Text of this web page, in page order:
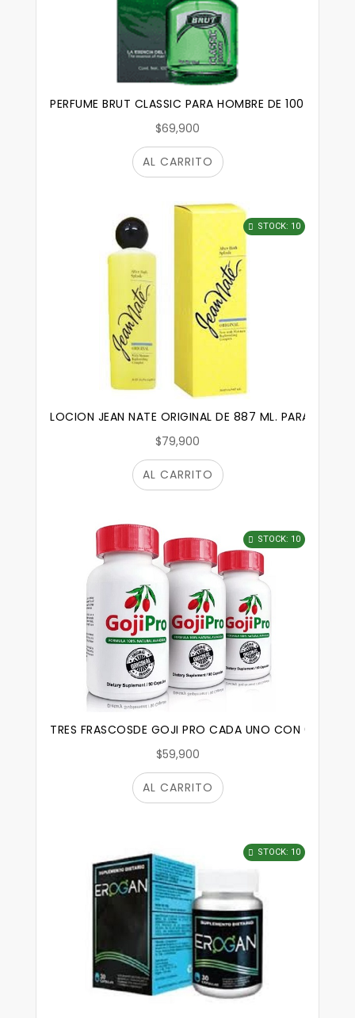
PERFUME BRUT CLASSIC PARA HOMBRE DE 100 ML.
$69,900
AL CARRITO
LOCION JEAN NATE ORIGINAL DE 887 ML. PARA
$79,900
STOCK: 10
AL CARRITO
TRES FRASCOSDE GOJI PRO CADA UNO CON 60
$59,900
STOCK: 10
AL CARRITO
STOCK: 10